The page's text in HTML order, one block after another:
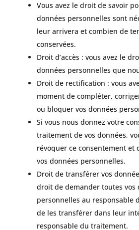
Vous avez le droit de savoir
données personnelles sont
leur arrivera et combien de
conservées.
Droit d’accès : vous avez le
données personnelles que
Droit de rectification : vous
moment de compléter,
ou bloquer vos données
Si vous nous donnez votre
traitement de vos données,
révoquer ce consentement et
vos données personnelles.
Droit de transférer vos
droit de demander toutes vos
personnelles au responsable
de les transférer dans leur
responsable du traitement.